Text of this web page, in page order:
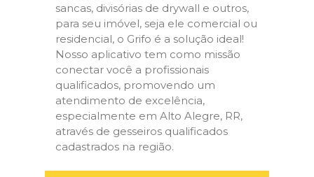
sancas, divisórias de drywall e outros,
para seu imóvel, seja ele comercial ou
residencial, o Grifo é a solução ideal!
Nosso aplicativo tem como missão
conectar você a profissionais
qualificados, promovendo um
atendimento de excelência,
especialmente em Alto Alegre, RR,
através de gesseiros qualificados
cadastrados na região.